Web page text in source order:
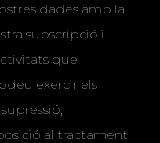
dades amb la
subscripció i
que
exercir els
al tractament